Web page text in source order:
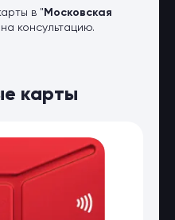
в " Московская
консультацию.
карты